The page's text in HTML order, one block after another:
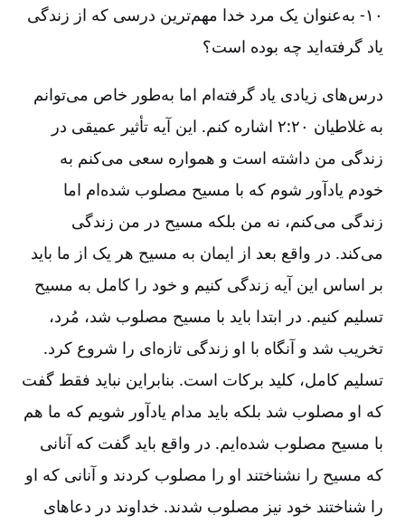
۱۰-‏‏‏‏ به‌‌عنوان یک مرد خدا مهم‌‌ترین درسی که از زندگی
یاد گرفته‌‌اید چه بوده‌‌ است؟
درس‌‌های زیادی یاد گرفته‌‌ام اما به‌‌طور خاص می‌‌توانم
به غلاطیان ۲‌‌:‌‌۲۰ اشاره کنم. این آیه تأثیر عمیقی در
زندگی من داشته است و همواره سعی می‌‌کنم به
خودم یادآور شوم که با مسیح مصلوب شده‌‌ام اما
زندگی می‌‌کنم، نه من بلکه مسیح در من زندگی
می‌‌کند. در واقع بعد از ایمان به مسیح هر یک از ما باید
بر اساس این آیه زندگی کنیم و خود را کامل به مسیح
تسلیم کنیم. در ابتدا باید با مسیح مصلوب شد، مُرد،
تخریب شد و آنگاه با او زندگی تازه‌‌ای را شروع کرد.
تسلیم کامل، کلید برکات است. بنابراین نباید فقط گفت
که او مصلوب شد بلکه باید مدام یادآور شویم که ما هم
با مسیح مصلوب شده‌‌ایم. در واقع باید گفت که آنانی
که مسیح را نشناختند او را مصلوب کردند و آنانی که او
را شناختند خود نیز مصلوب شدند. خداوند در دعاهای